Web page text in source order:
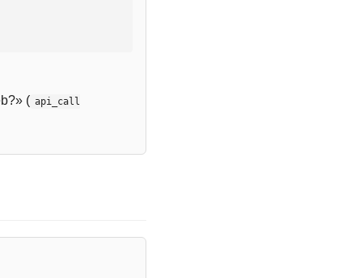
( api_call